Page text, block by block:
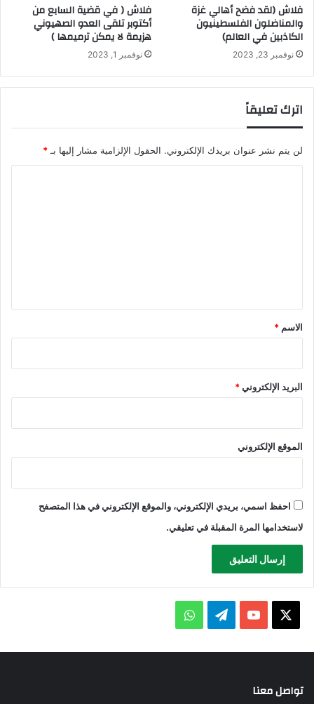
فلاش (لقد فضح أهالي غزة
والمناضلون الفلسطينيون
الكاذبين في العالم)
نوفمبر 23, 2023
فلاش ( في قضية السابع من
أكتوبر تلقى العدو الصهيوني
هزيمة لا يمكن ترميمها )
نوفمبر 1, 2023
اترك تعليقاً
لن يتم نشر عنوان بريدك الإلكتروني. الحقول الإلزامية مشار إليها بـ *
*
الاسم *
البريد الإلكتروني*
الموقع الإلكتروني
احفظ اسمي، بريدي الإلكتروني، والموقع الإلكتروني في هذا المتصفح
لاستخدامها المرة المقبلة في تعليقي.
يوتيوبتيلقرامواتساب
تواصل معنا